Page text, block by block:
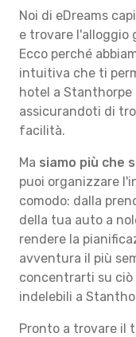
Noi di eDreams
e trovare l'alloggio
Ecco perché
intuitiva che ti
hotel a
assicurandoti di
facilità.
Ma siamo più che
puoi organizzare
comodo: dalla
della tua auto a
rendere la
avventura il più
concentrarti su ciò
indelebili a
Pronto a trovare il